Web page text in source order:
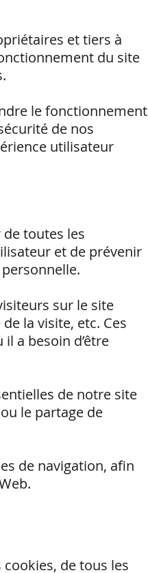
et tiers à
du site
le fonctionnement
de nos
utilisateur
toutes les
et de prévenir
sur le site
la visite, etc. Ces
a besoin d’être
de notre site
le partage de
de navigation, afin
de tous les